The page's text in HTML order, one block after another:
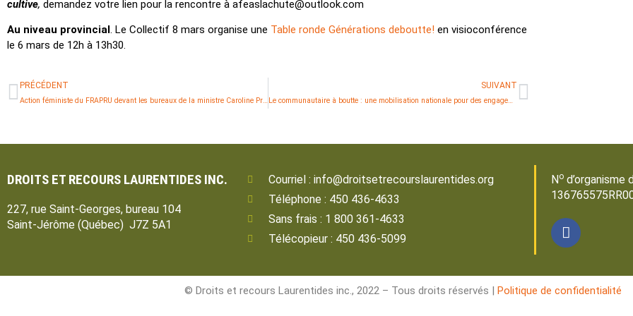
cultive, demandez votre lien pour la rencontre à afeaslachute@outlook.com
Au niveau provincial . Le Collectif 8 mars organise une Table ronde Générations deboutte! en visioconférence
le 6 mars de 12h à 13h30.
PRÉCÉDENT
Action féministe du FRAPRU devant les bureaux de la ministre Caroline Proulx : Les besoins doivent passer avant l’ingénierie financière
SUIVANT
Le communautaire à boutte : une mobilisation nationale pour des engagements financiers durables
DROITS ET RECOURS LAURENTIDES INC.
227, rue Saint-Georges, bureau 104
Saint-Jérôme (Québec) J7Z 5A1
Courriel : info@droitsetrecourslaurentides.org
Téléphone : 450 436-4633
Sans frais : 1 800 361-4633
Télécopieur : 450 436-5099
No d’organisme
© Droits et recours Laurentides inc., 2022 – Tous droits réservés | Politique de confidentialité